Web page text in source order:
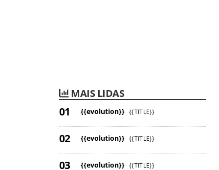
MAIS LIDAS
{{evolution}} {{TITLE}}
{{evolution}} {{TITLE}}
{{evolution}} {{TITLE}}